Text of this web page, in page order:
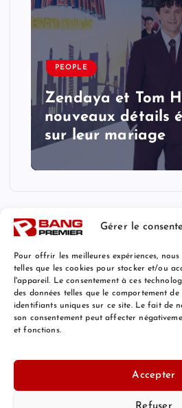
Gérer le
Pour offrir les meilleures expériences,
telles que les cookies pour stocker et/ou
l'appareil. Le consentement à ces
des données telles que le comportement
identifiants uniques sur ce site. Le fait de
son consentement peut affecter
et fonctions.
Accepter
Refuser
PEOPLE
Zendaya et Tom
nouveaux détails
sur leur mariage
Mentions Légales